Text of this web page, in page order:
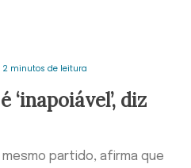
2 minutos de leitura
‘inapoiável’, diz
partido, afirma que